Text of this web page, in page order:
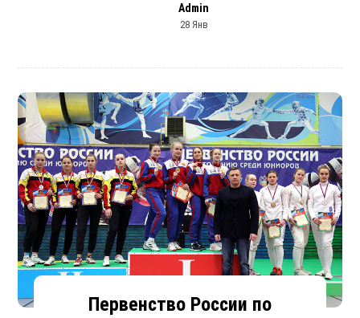
Admin
28 Янв
Первенство России по